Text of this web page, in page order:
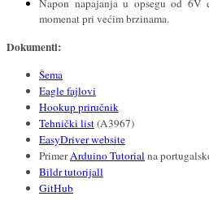
Napon napajanja u opsegu od
momenat pri većim brzinama.
Dokumenti:
Šema
Eagle fajlovi
Hookup priručnik
Tehnički list(A3967)
EasyDriver website
PrimerArduino Tutorialna
Bildr tutorijall
GitHub